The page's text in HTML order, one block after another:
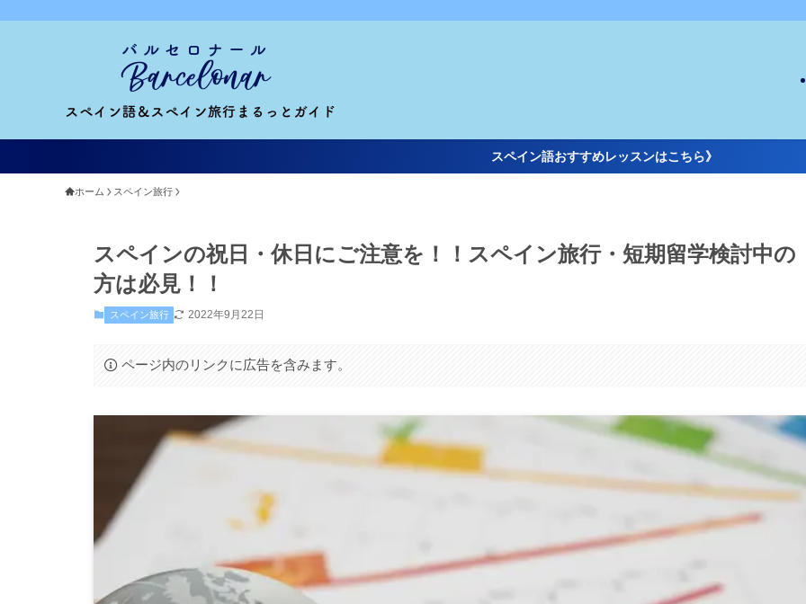
スペイン語おすすめレッスンはこちら》
ホーム スペイン旅行
スペインの祝日・休日にご注意を！！スペイン旅行・短期留学検討中の
方は必見！！
スペイン旅行 2022年9月22日
ページ内のリンクに広告を含みます。